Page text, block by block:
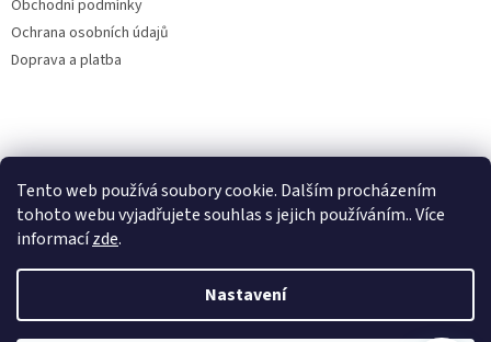
Tento web používá soubory cookie. Dalším procházením
tohoto webu vyjadřujete souhlas s jejich používáním.. Více
informacízde.
Nastavení
Obchodní podmínky
Ochrana osobních údajů
Doprava a platba
Filtry dešťové vody
Vytvořil Shoptet
Online
Začít konverzaci